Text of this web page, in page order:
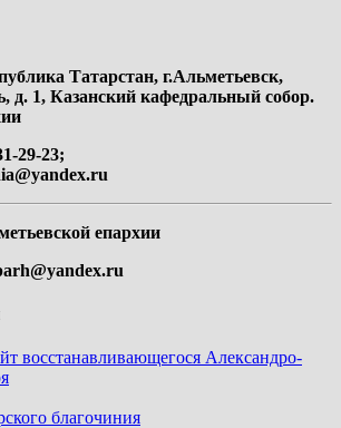
Татарстан, г.Альметьевск,
д. 1, Казанский кафедральный собор.
29-23;
епархии